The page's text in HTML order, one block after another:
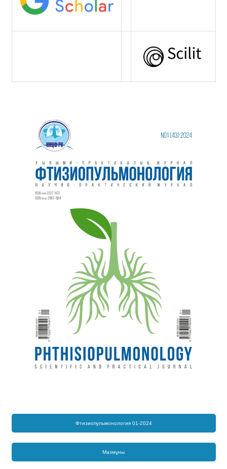
Фтизиопульмонология 01-2024
Мазмұны